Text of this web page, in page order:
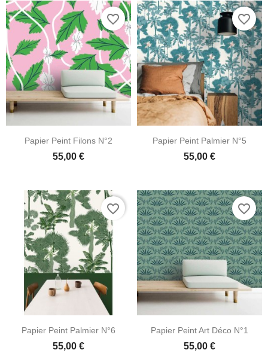
Papier Peint Filons N°2
55,00 €
favorite_border
Papier Peint Palmier N°5
55,00 €
favorite_border
Papier Peint Palmier N°6
55,00 €
favorite_border
Papier Peint Art Déco N°1
55,00 €
favorite_border